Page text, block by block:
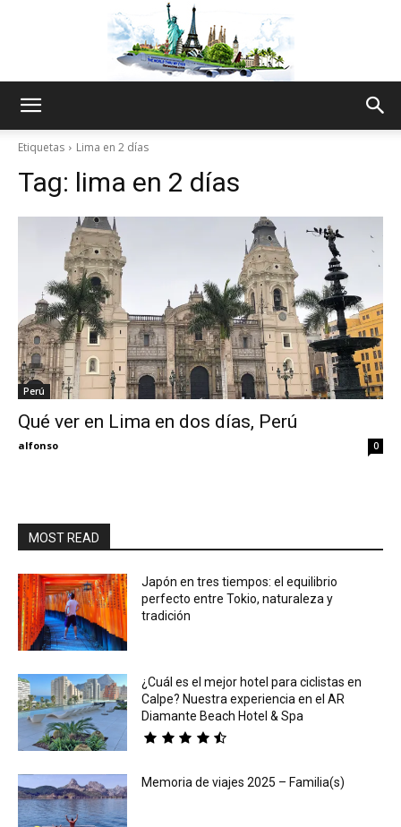
Thru
My
Etiquetas Lima en 2 días
Tag: lima en 2 días
Perú
Qué ver en Lima en dos días, Perú
alfonso 0
MOST READ
Japón en tres tiempos: el equilibrio
perfecto entre Tokio, naturaleza y
tradición
¿Cuál es el mejor hotel para ciclistas en
Calpe? Nuestra experiencia en el AR
Diamante Beach Hotel & Spa
Memoria de viajes 2025 – Familia(s)